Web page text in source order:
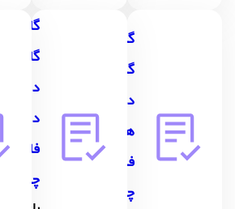
گام به
گام
درس
هفتم
فارسی
چهارم
گام به
گام
درس
دهم
فارسی
چهارم